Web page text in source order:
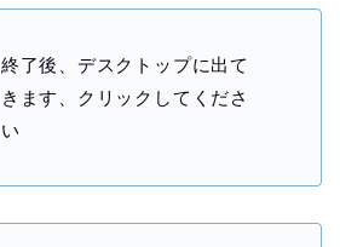
終了後、デスクトップに出て
きます、クリックしてくださ
い